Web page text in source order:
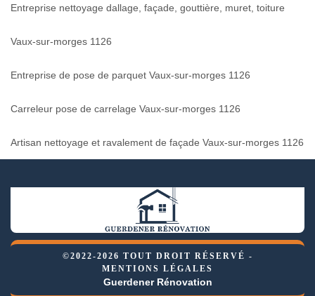
Entreprise nettoyage dallage, façade, gouttière, muret, toiture
Vaux-sur-morges 1126
Entreprise de pose de parquet Vaux-sur-morges 1126
Carreleur pose de carrelage Vaux-sur-morges 1126
Artisan nettoyage et ravalement de façade Vaux-sur-morges 1126
©2022-2026 TOUT DROIT RÉSERVÉ -
MENTIONS LÉGALES
Guerdener Rénovation